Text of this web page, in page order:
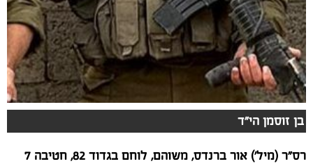
בן זוסמן הי"ד
רס"ר (מיל') אור ברנדס, משוהם, לוחם בגדוד 82, חטיבה 7